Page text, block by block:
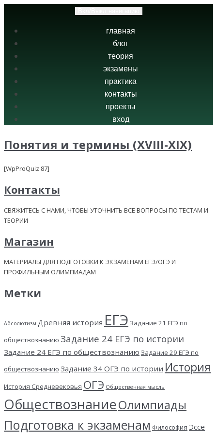
главная
блог
теория
экзамены
практика
контакты
проекты
вход
Понятия и термины (XVIII-XIX)
[WpProQuiz 87]
Контакты
СВЯЖИТЕСЬ С НАМИ, ЧТОБЫ УТОЧНИТЬ ВСЕ ВОПРОСЫ ПО ТЕСТАМ И
ТЕОРИИ
Магазин
МАТЕРИАЛЫ ДЛЯ ПОДГОТОВКИ К ЭКЗАМЕНАМ ЕГЭ/ОГЭ И
ПРОФИЛЬНЫМ ОЛИМПИАДАМ
Метки
Абсолютизм Древняя история ЕГЭ Задание 21 ЕГЭ по
обществознанию Задание 24 ЕГЭ по истории
Задание 24 ЕГЭ по обществознанию Задание 29 ЕГЭ по
обществознанию Задание 34 ОГЭ по истории История
История Средневековья ОГЭ Общественная мысль
ОбществознаниеОлимпиады
Подготовка к экзаменам Философия Эссе